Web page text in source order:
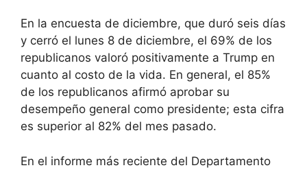
En la encuesta de diciembre, que duró seis días
y cerró el lunes 8 de diciembre, el 69% de los
republicanos valoró positivamente a Trump en
cuanto al costo de la vida. En general, el 85%
de los republicanos afirmó aprobar su
desempeño general como presidente; esta cifra
es superior al 82% del mes pasado.
En el informe más reciente del Departamento